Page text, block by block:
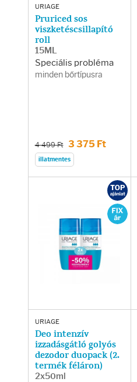
URIAGE
Pruriced sos
viszketéscsillapító
roll
15ML
Speciális probléma
minden bőrtípusra
4 499 Ft 3 375 Ft
illatmentes
URIAGE
Deo intenzív
izzadásgátló golyós
dezodor duopack (2.
termék féláron)
2x50ml
Hajápolás
Samponok
Hajhullás kezelése
Tisztálkodók
Egészség
Orrsprayk